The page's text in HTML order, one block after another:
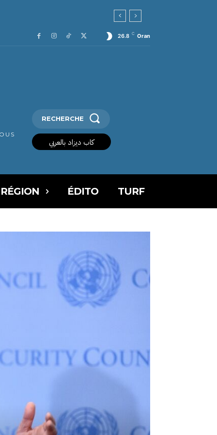
26.8 C Oran
RECHERCHE
كاب ديزاد بالعربي
ÉDITO TURF